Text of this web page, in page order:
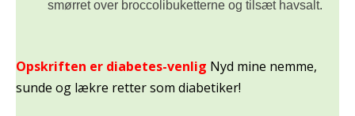
smørret over broccolibuketterne og tilsæt havsalt.
Opskriften er diabetes-venlig Nyd mine nemme,
sunde og lækre retter som diabetiker!